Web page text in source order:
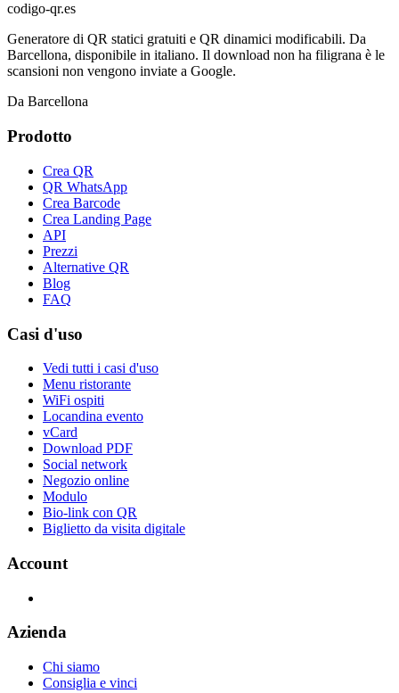
codigo-qr.es
Generatore di QR statici gratuiti e QR dinamici modificabili. Da
Barcellona, disponibile in italiano. Il download non ha filigrana è le
scansioni non vengono inviate a Google.
Da Barcellona
Prodotto
Crea QR
QR WhatsApp
Crea Barcode
Crea Landing Page
API
Prezzi
Alternative QR
Blog
FAQ
Casi d'uso
Vedi tutti i casi d'uso
Menu ristorante
WiFi ospiti
Locandina evento
vCard
Download PDF
Social network
Negozio online
Modulo
Bio-link con QR
Biglietto da visita digitale
Account
Azienda
Chi siamo
Consiglia e vinci